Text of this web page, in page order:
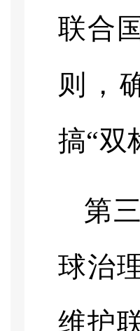
联合
则，
搞“双
第
球治
维护